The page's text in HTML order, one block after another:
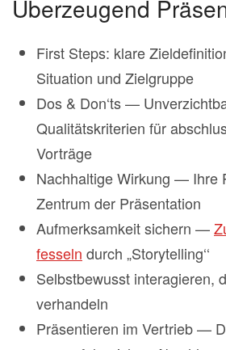
Überzeugend
First Steps: klare
Situation und Zielgruppe
Dos & Don‘ts —
Qualitätskriterien für
Vorträge
Nachhaltige Wirkung — Ihre
Zentrum der Präsentation
Aufmerksamkeit sichern —
fesseln durch „Storytelling‘‘
Selbstbewusst interagieren,
verhandeln
Präsentieren im Vertrieb —